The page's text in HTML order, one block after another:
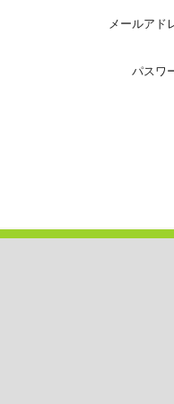
メールアド
パスワ